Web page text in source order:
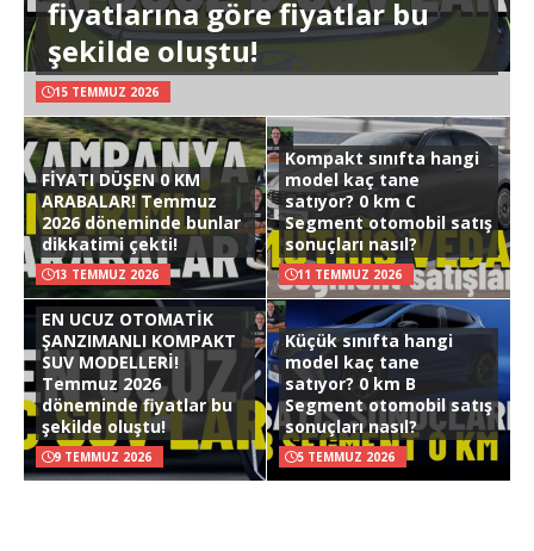
fiyatlarına göre fiyatlar bu
şekilde oluştu!
15 TEMMUZ 2026
FİYATI DÜŞEN 0 KM
ARABALAR! Temmuz
2026 döneminde bunlar
dikkatimi çekti!
13 TEMMUZ 2026
Kompakt sınıfta hangi
model kaç tane
satıyor? 0 km C
Segment otomobil satış
sonuçları nasıl?
11 TEMMUZ 2026
EN UCUZ OTOMATİK
ŞANZIMANLI KOMPAKT
SUV MODELLERİ!
Temmuz 2026
döneminde fiyatlar bu
şekilde oluştu!
9 TEMMUZ 2026
Küçük sınıfta hangi
model kaç tane
satıyor? 0 km B
Segment otomobil satış
sonuçları nasıl?
5 TEMMUZ 2026